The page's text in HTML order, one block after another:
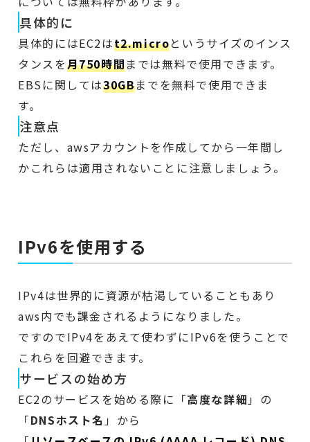
具体的に
具体的にはEC2はt2.microというサイズのインス
タンスを月750時間までは無料で使用できます。
EBSに関しては30GBまでを無料で使用できま
す。
注意点
ただし、awsアカウントを作成してから一年間し
かこれらは適用されないことに注意しましょう。
IPv6を使用する
IPv4は世界的に資源が枯渇していることもあり
aws内でも課金されるようになりました。
ですのでIPv4をあえて使わずにIPv6を使うことで
これらを回避できます。
サービスの始め方
EC2のサービスを始める際に「高度な詳細 」の
「DNSホスト名 」から